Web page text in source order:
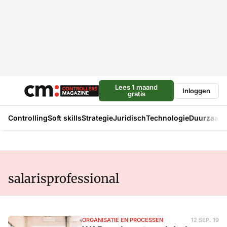
Lees 1 maand
gratis
Inloggen
ControllingSoft skillsStrategieJuridischTechnologie
salarisprofessional
ORGANISATIE EN PROCESSEN 12 SEP. 19